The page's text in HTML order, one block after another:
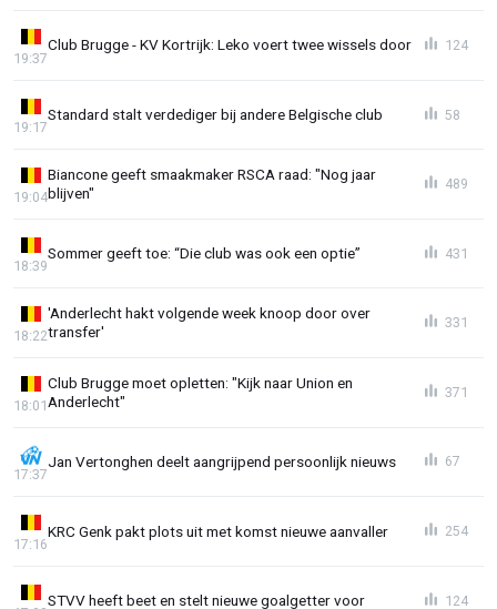
Club Brugge - KV Kortrijk: Leko voert twee wissels door
19:37
124
Standard stalt verdediger bij andere Belgische club
19:17
58
Biancone geeft smaakmaker RSCA raad: "Nog jaar
blijven"
19:04
489
Sommer geeft toe: “Die club was ook een optie”
18:39
431
'Anderlecht hakt volgende week knoop door over
transfer'
18:22
331
Club Brugge moet opletten: "Kijk naar Union en
Anderlecht"
18:01
371
Jan Vertonghen deelt aangrijpend persoonlijk nieuws
17:37
67
KRC Genk pakt plots uit met komst nieuwe aanvaller
17:16
254
STVV heeft beet en stelt nieuwe goalgetter voor 124